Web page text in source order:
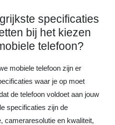
specificaties
bij het kiezen
telefoon?
mobiele telefoon zijn er
waar je op moet
de telefoon voldoet aan jouw
specificaties zijn de
cameraresolutie en kwaliteit,